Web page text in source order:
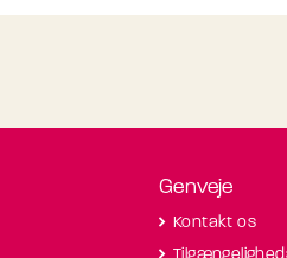
Genveje
Kontakt os